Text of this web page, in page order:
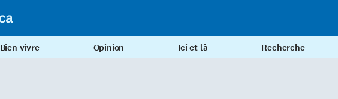
Bien vivre Opinion Ici et là Recherche